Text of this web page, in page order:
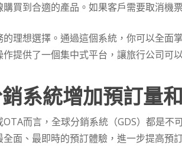
買到合適的產品。如果客戶需要取消機
理想選擇。通過這個系統，你可以全面
提供了一個集中式平台，讓旅行公司可
系統增加預訂量
而言，全球分銷系統（GDS）都是不
面、最即時的預訂體驗，進一步提高預